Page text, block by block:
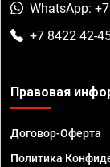
WhatsApp:
+7 8422 42-
Правовая
Договор-Оферта
Политика